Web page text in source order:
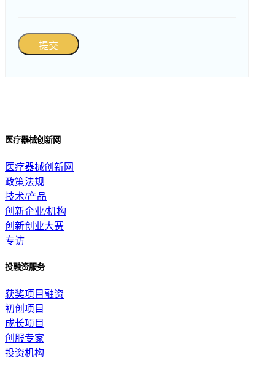
提交
医疗器械创新网
医疗器械创新网
政策法规
技术/产品
创新企业/机构
创新创业大赛
专访
投融资服务
获奖项目融资
初创项目
成长项目
创服专家
投资机构